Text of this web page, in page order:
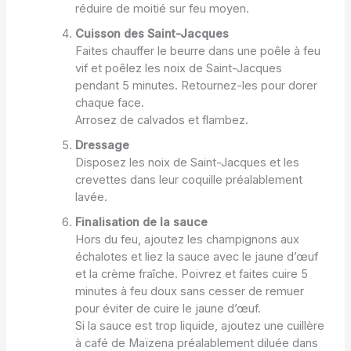
réduire de moitié sur feu moyen.
Cuisson des Saint-Jacques
Faites chauffer le beurre dans une poêle à feu
vif et poêlez les noix de Saint-Jacques
pendant 5 minutes. Retournez-les pour dorer
chaque face.
Arrosez de calvados et flambez.
Dressage
Disposez les noix de Saint-Jacques et les
crevettes dans leur coquille préalablement
lavée.
Finalisation de la sauce
Hors du feu, ajoutez les champignons aux
échalotes et liez la sauce avec le jaune d’œuf
et la crème fraîche. Poivrez et faites cuire 5
minutes à feu doux sans cesser de remuer
pour éviter de cuire le jaune d’œuf.
Si la sauce est trop liquide, ajoutez une cuillère
à café de Maïzena préalablement diluée dans